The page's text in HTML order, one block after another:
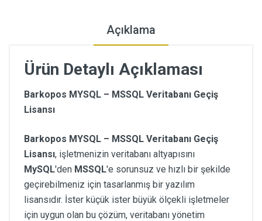
Açıklama
Ürün Detaylı Açıklaması
Barkopos MYSQL – MSSQL Veritabanı Geçiş
Lisansı
Barkopos MYSQL – MSSQL Veritabanı Geçiş
Lisansı, işletmenizin veritabanı altyapısını
MySQL'den MSSQL'e sorunsuz ve hızlı bir şekilde
geçirebilmeniz için tasarlanmış bir yazılım
lisansıdır. İster küçük ister büyük ölçekli işletmeler
için uygun olan bu çözüm, veritabanı yönetim